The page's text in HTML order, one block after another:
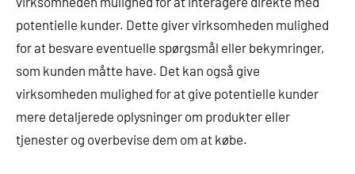
potentielle kunder. Dette giver virksomheden mulighed
for at besvare eventuelle spørgsmål eller bekymringer,
som kunden måtte have. Det kan også give
virksomheden mulighed for at give potentielle kunder
mere detaljerede oplysninger om produkter eller
tjenester og overbevise dem om at købe.